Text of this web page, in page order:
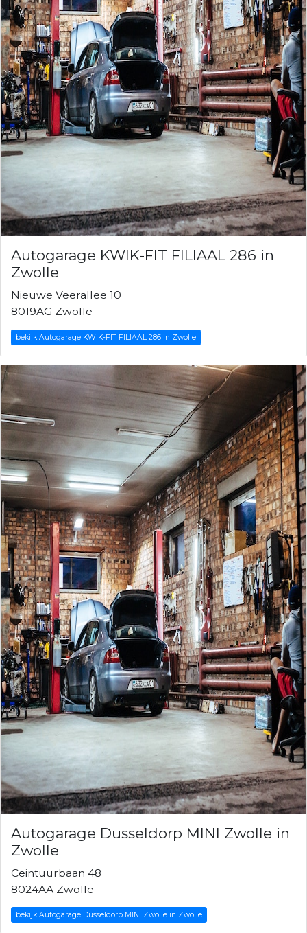
Autogarage KWIK-FIT FILIAAL 286 in
Zwolle
Nieuwe Veerallee 10
8019AG Zwolle
bekijk Autogarage KWIK-FIT FILIAAL 286 in Zwolle
Autogarage Dusseldorp MINI Zwolle in
Zwolle
Ceintuurbaan 48
8024AA Zwolle
bekijk Autogarage Dusseldorp MINI Zwolle in Zwolle